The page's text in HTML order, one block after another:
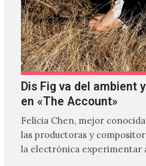
Dis Fig va del ambient
en «The Account»
Felicia Chen, mejor
las productoras y
la electrónica experimentar